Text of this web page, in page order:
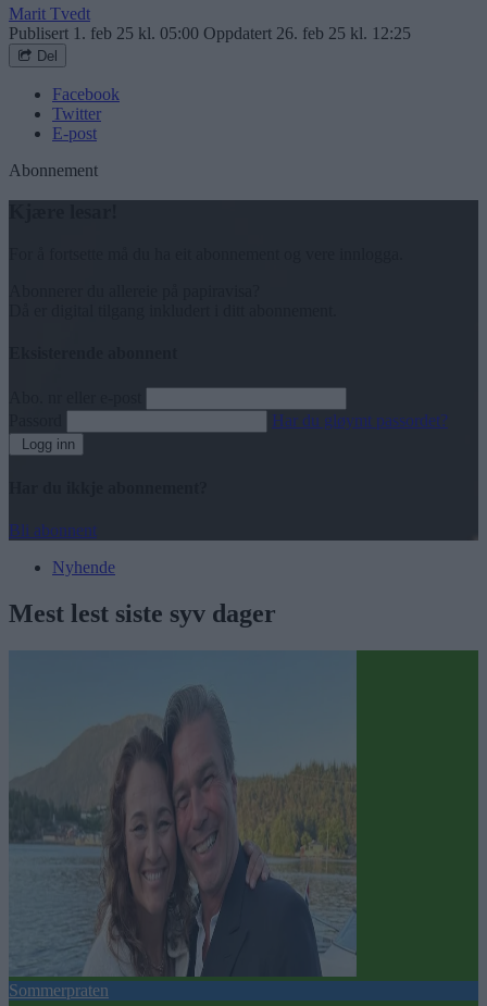
Marit Tvedt
Publisert 1. feb 25 kl. 05:00 Oppdatert 26. feb 25 kl. 12:25
Del
Facebook
Twitter
E-post
Abonnement
Har du gløymt passordet?
Logg inn
Bli abonnent
Nyhende
Mest lest siste syv dager
Sommerpraten